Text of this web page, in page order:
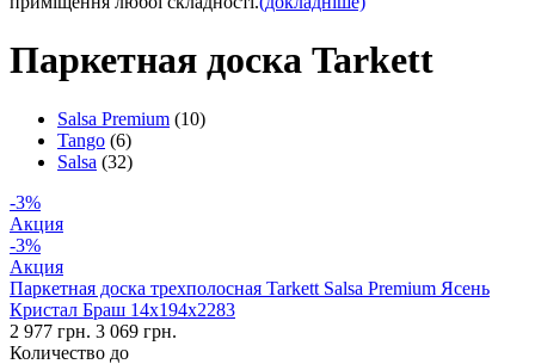
Паркетная доска Tarkett
Salsa Premium (10)
Tango (6)
Salsa (32)
-3%
Акция
-3%
Акция
Паркетная доска трехполосная Tarkett Salsa Premium Ясень
Кристал Браш 14х194х2283
2 977 грн. 3 069 грн.
Количество до